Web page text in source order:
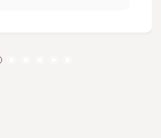
aquecida com deck,